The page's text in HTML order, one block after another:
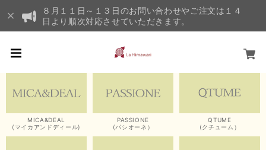
８月１１日～１３日のお問い合わせやご注文は１４
日より順次対応させていただきます。
MICA&DEAL
(マイカアンドディール)
PASSIONE
(パシオーネ）
QTUME
(クチューム）